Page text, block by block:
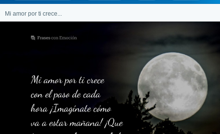
Mi amor por ti crece...